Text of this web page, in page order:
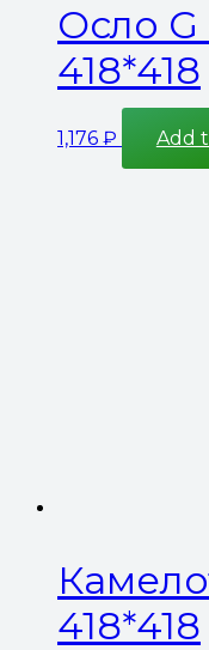
Осло
418*418
1,176 ₽ Add
418*418